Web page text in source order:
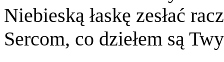
Niebieską łaskę zesłać racz
Sercom, co dziełem są